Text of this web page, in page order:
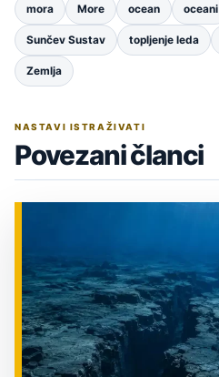
mora More ocean oceani
Sunčev Sustav topljenje leda
Zemlja
NASTAVI ISTRAŽIVATI
Povezani članci